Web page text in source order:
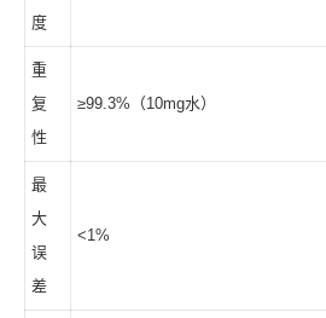
度
重
复
性
≥99.3%（10mg水）
最
大
误
差
<1%